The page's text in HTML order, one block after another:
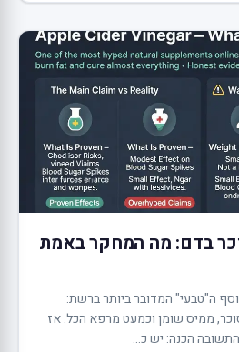
בדם: מה המחקר באמת
ה"טבעי" המדובר ביותר ברשת:
ממיס שומן וכמעט מרפא הכל. אז
הכנה: יש כ...